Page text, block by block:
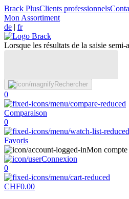
Brack PlusClients professionnels
Mon Assortiment
de | fr
Lorsque les résultats de la saisie
Rechercher
0
Comparaison
0
Favoris
Mon compte
Connexion
0
CHF0.00